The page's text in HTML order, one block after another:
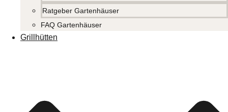
Ratgeber Gartenhäuser
FAQ Gartenhäuser
Grillhütten